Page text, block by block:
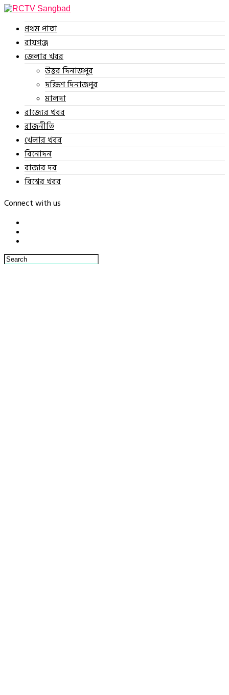
প্রথম পাতা
রায়গঞ্জ
জেলার খবর
উত্তর দিনাজপুর
দক্ষিণ দিনাজপুর
মালদা
রাজ্যের খবর
রাজনীতি
খেলার খবর
বিনোদন
বাজার দর
বিশ্বের খবর
Connect with us